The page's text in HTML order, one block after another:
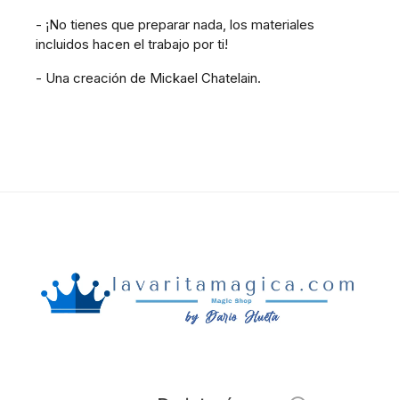
- ¡No tienes que preparar nada, los materiales
incluidos hacen el trabajo por ti!
- Una creación de Mickael Chatelain.